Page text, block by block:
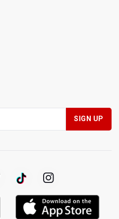
1
Pembaruan Buku Ajar
Ditutup karena
RSCM Terbatas